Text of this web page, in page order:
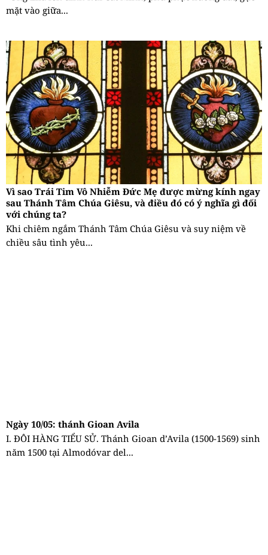
mặt vào giữa...
Vì sao Trái Tim Vô Nhiễm Đức Mẹ được mừng kính ngay
sau Thánh Tâm Chúa Giêsu, và điều đó có ý nghĩa gì đối
với chúng ta?
Khi chiêm ngắm Thánh Tâm Chúa Giêsu và suy niệm về
chiều sâu tình yêu...
Ngày 10/05: thánh Gioan Avila
I. ĐÔI HÀNG TIỂU SỬ. Thánh Gioan d’Avila (1500-1569) sinh
năm 1500 tại Almodóvar del...